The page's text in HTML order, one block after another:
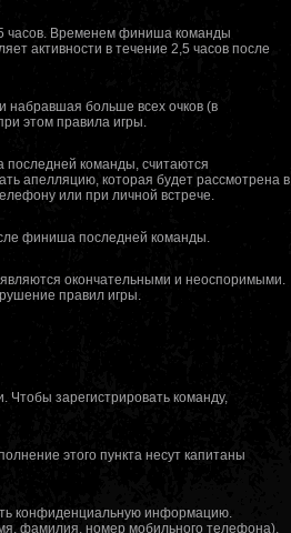
часов. Временем финиша команды
активности в течение 2,5 часов после
набравшая больше всех очков (в
этом правила игры.
последней команды, считаются
апелляцию, которая будет рассмотрена в
или при личной встрече.
финиша последней команды.
окончательными и неоспоримыми.
правил игры.
Чтобы зарегистрировать команду,
этого пункта несут капитаны
конфиденциальную информацию.
фамилия, номер мобильного телефона),